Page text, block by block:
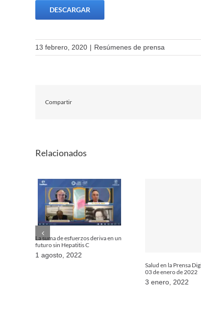
DESCARGAR
13 febrero, 2020 | Resúmenes de prensa
Compartir
Relacionados
La suma de esfuerzos deriva en un
futuro sin Hepatitis C
1 agosto, 2022
Salud en la Prensa
03 de enero de 2022
3 enero, 2022